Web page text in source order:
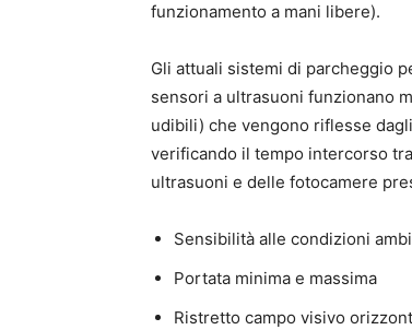
funzionamento a mani libere).
Gli attuali sistemi di parcheggio
sensori a ultrasuoni funzionano
udibili) che vengono riflesse
verificando il tempo intercorso
ultrasuoni e delle fotocamere
Sensibilità alle condizioni
Portata minima e massima
Ristretto campo visivo